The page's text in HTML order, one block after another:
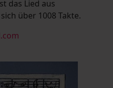
das Lied aus
über 1008 Takte.